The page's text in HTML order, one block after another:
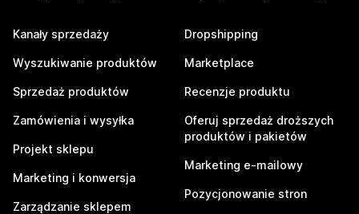
Kanały sprzedaży
Wyszukiwanie produktów
Sprzedaż produktów
Zamówienia i wysyłka
Projekt sklepu
Marketing i konwersja
Zarządzanie sklepem
Dropshipping
Marketplace
Recenzje produktu
Oferuj sprzedaż droższych
produktów i pakietów
Marketing e-mailowy
Pozycjonowanie stron